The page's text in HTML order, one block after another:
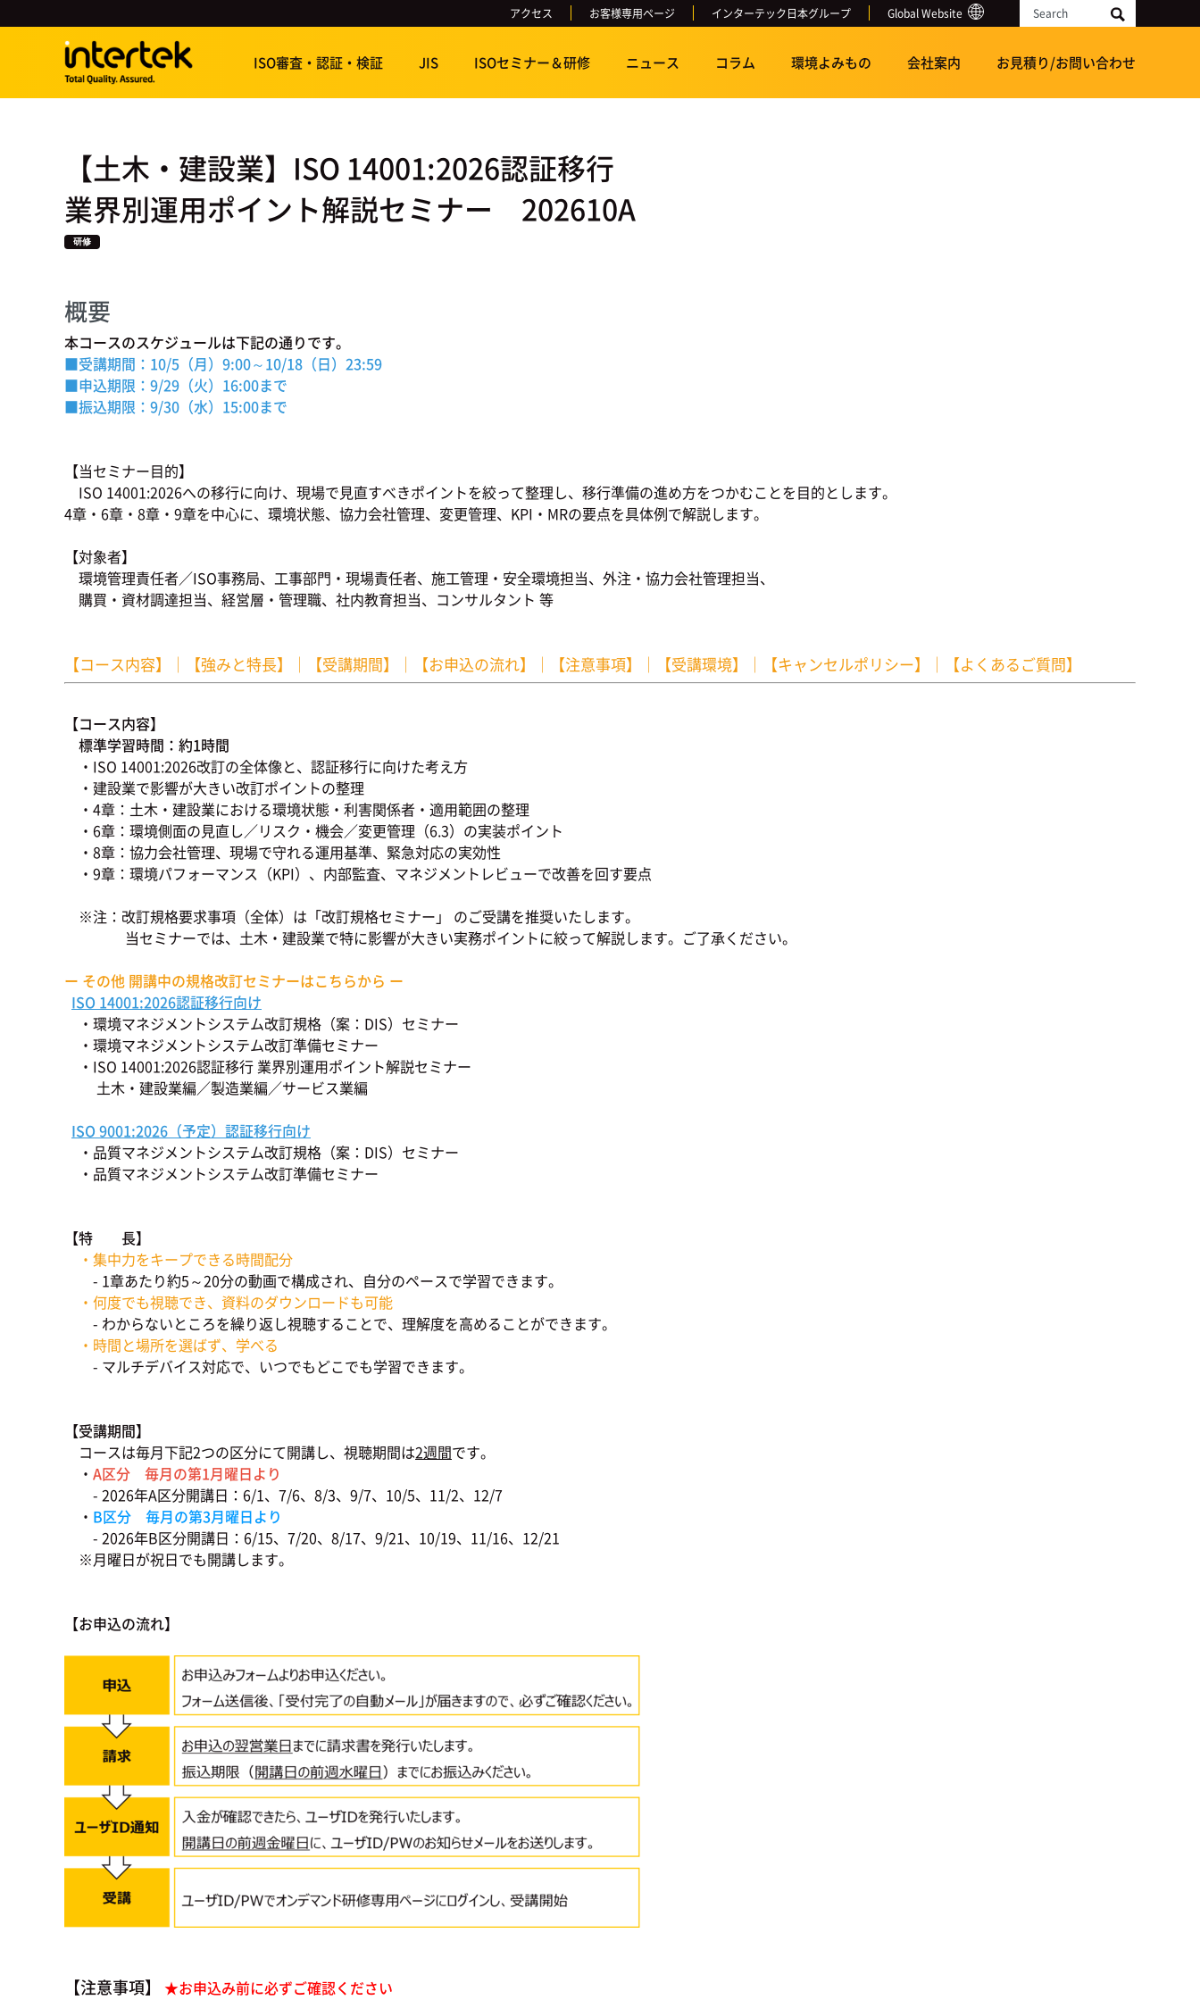
アクセス お客様専用ページ インターテック日本グループ Global Website Search
ISO審査・認証・検証 JIS ISOセミナー＆研修 ニュース コラム 環境よみもの 会社案内 お見積り/お問い合わせ
【土木・建設業】ISO 14001:2026認証移行
業界別運用ポイント解説セミナー 202610A
研修
概要
本コースのスケジュールは下記の通りです。
■受講期間：10/5（月）9:00～10/18（日）23:59
■申込期限：9/29（火）16:00まで
■振込期限：9/30 （水）15:00まで
【当セミナー目的】
ISO 14001:2026への移行に向け、現場で見直すべきポイントを絞って整理し、移行準備の進め方をつかむことを目的とします。
4章・6章・8章・9章を中心に、環境状態、協力会社管理、変更管理、KPI・MRの要点を具体例で解説します。
【対象者】
環境管理責任者／ISO事務局、工事部門・現場責任者、施工管理・安全環境担当、外注・協力会社管理担当、
購買・資材調達担当、経営層・管理職、社内教育担当、コンサルタント 等
【コース内容】 ｜ 【強みと特長】 ｜ 【受講期間】 ｜ 【お申込の流れ】 ｜ 【注意事項】 ｜ 【受講環境】 ｜ 【キャンセルポリシー】 ｜ 【よくあるご質問】
【コース内容】
標準学習時間：約1時間
・ISO 14001:2026改訂の全体像と、認証移行に向けた考え方
・建設業で影響が大きい改訂ポイントの整理
・4章：土木・建設業における環境状態・利害関係者・適用範囲の整理
・6章：環境側面の見直し／リスク・機会／変更管理（6.3）の実装ポイント
・8章：協力会社管理、現場で守れる運用基準、緊急対応の実効性
・9章：環境パフォーマンス（KPI）、内部監査、マネジメントレビューで改善を回す要点
※注：改訂規格要求事項（全体）は「改訂規格セミナー」 のご受講を推奨いたします。
当セミナーでは、土木・建設業で特に影響が大きい実務ポイントに絞って解説します。ご了承ください。
ー その他 開講中の規格改訂セミナーはこちらから ー
ISO 14001:2026認証移行向け
・環境マネジメントシステム改訂規格（案：DIS）セミナー
・環境マネジメントシステム改訂準備セミナー
・ISO 14001:2026認証移行 業界別運用ポイント解説セミナー
土木・建設業編／製造業編／サービス業編
ISO 9001:2026（予定）認証移行向け
・品質マネジメントシステム改訂規格（案：DIS）セミナー
・品質マネジメントシステム改訂準備セミナー
【特 長】
・集中力をキープできる時間配分
- 1章あたり約5～20分の動画で構成され、自分のペースで学習できます。
・何度でも視聴でき、資料のダウンロードも可能
- わからないところを繰り返し視聴することで、理解度を高めることができます。
・時間と場所を選ばず、学べる
- マルチデバイス対応で、いつでもどこでも学習できます。
【受講期間】
コースは毎月下記2つの区分にて開講し、視聴期間は2週間です。
・ A区分 毎月の第1月曜日より
- 2026年A区分開講日：6/1、7/6、8/3、9/7、10/5、11/2、12/7
・ B区分 毎月の第3月曜日より
- 2026年B区分開講日：6/15、7/20、8/17、9/21、10/19、11/16、12/21
※月曜日が祝日でも開講します。
【お申込の流れ】
【注意事項】
★お申込み前に必ずご確認ください